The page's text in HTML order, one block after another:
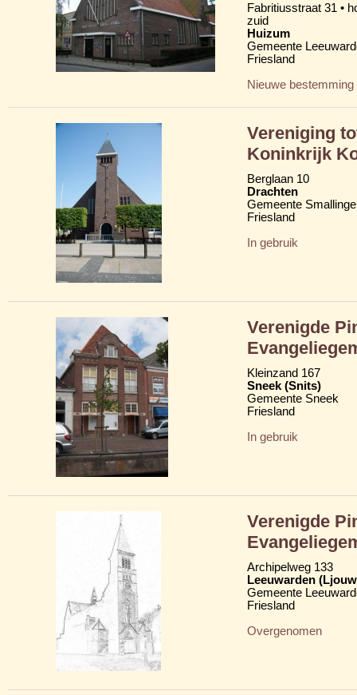
Fabritiusstraat 31 •
zuid
Huizum
Gemeente
Friesland
Nieuwe bestemming
Vereniging
Koninkrijk
Berglaan 10
Drachten
Gemeente
Friesland
In gebruik
Verenigde
Kleinzand 167
Sneek (Snits)
Gemeente Sneek
Friesland
In gebruik
Verenigde
Archipelweg 133
Leeuwarden
Gemeente
Friesland
Overgenomen